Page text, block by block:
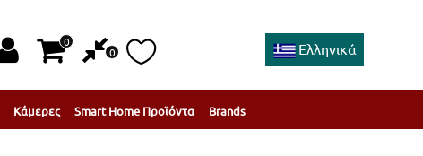
0
0 Ελληνικά
Κάμερες Smart Home Προϊόντα Brands